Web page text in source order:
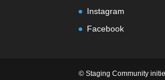
Instagram
Facebook
© Staging Community